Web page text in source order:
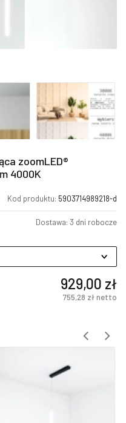
zoomLED®
4000K
Kod produktu: 5903714989218-d
Dostawa: 3 dni robocze
929,00 zł
755,28 złnetto